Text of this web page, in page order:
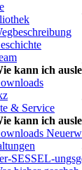
kann ich
& Service
kann ich
SESSEL-